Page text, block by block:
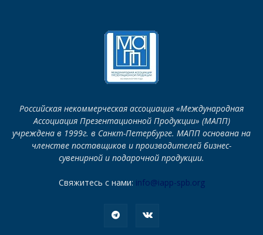
Российская некоммерческая ассоциация «Международная
Ассоциация Презентационной Продукции» (МАПП)
учреждена в 1999г. в Санкт-Петербурге. МАПП основана на
членстве поставщиков и производителей бизнес-
сувенирной и подарочной продукции.
Свяжитесь с нами: info@iapp-spb.org